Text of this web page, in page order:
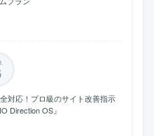
対応！プロ級のサイト改善指示
Direction OS』